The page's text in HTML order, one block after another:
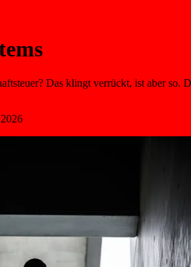
Das klingt verrückt, ist aber so.